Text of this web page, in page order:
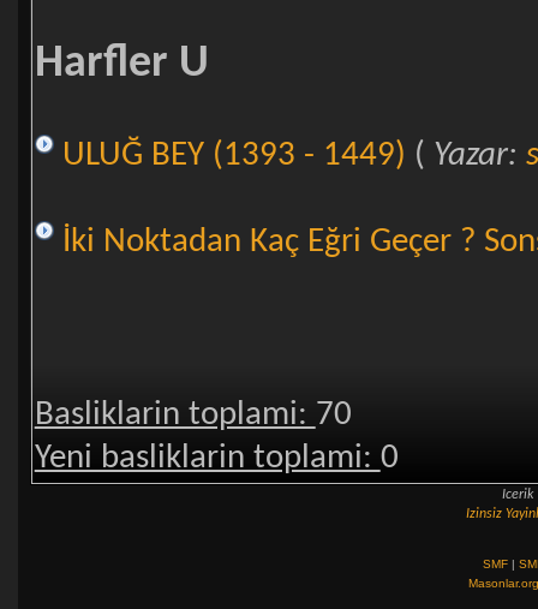
Harfler U
ULUĞ BEY (1393 - 1449) ( Yazar:
İki Noktadan Kaç Eğri Geçer ?
Basliklarin toplami: 70
Yeni basliklarin toplami: 0
Izinsiz
SMF |
Masonlar.org